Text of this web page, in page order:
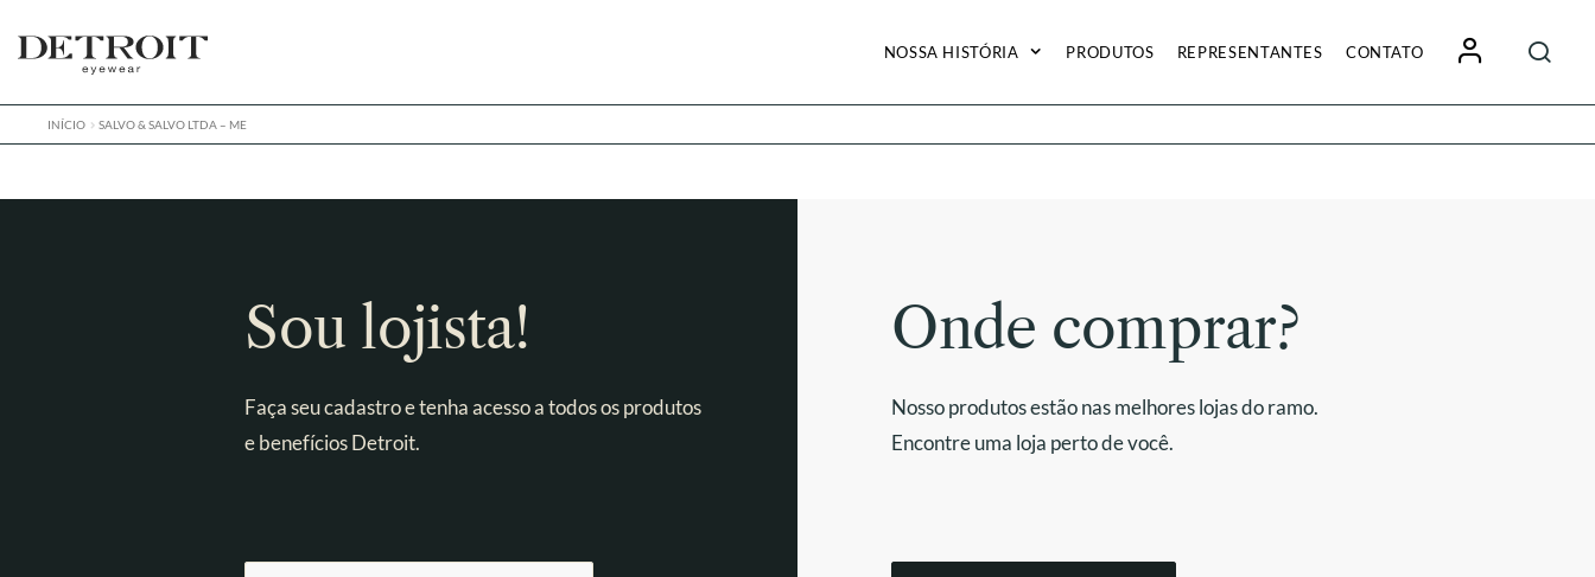
navegação
o
conteúdo
NOSSA HISTÓRIA PRODUTOS REPRESENTANTES CONTATO
por:
INÍCIO SALVO & SALVO LTDA – ME
Sou lojista!
Faça seu cadastro e tenha acesso a todos os produtos
e benefícios Detroit.
Onde comprar?
Nosso produtos estão nas melhores lojas do ramo.
Encontre uma loja perto de você.